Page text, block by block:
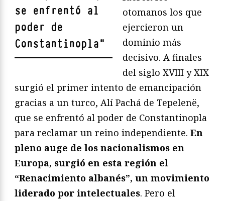
se enfrentó al
poder de
Constantinopla"
otomanos los que
ejercieron un
dominio más
decisivo. A finales
del siglo XVIII y XIX
surgió el primer intento de emancipación
gracias a un turco, Alí Pachá de Tepelenë,
que se enfrentó al poder de Constantinopla
para reclamar un reino independiente. En
pleno auge de los nacionalismos en
Europa, surgió en esta región el
“Renacimiento albanés”, un movimiento
liderado por intelectuales. Pero el